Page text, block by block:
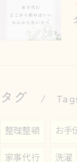
タグ
整理整頓 お手
家事代行
洗濯